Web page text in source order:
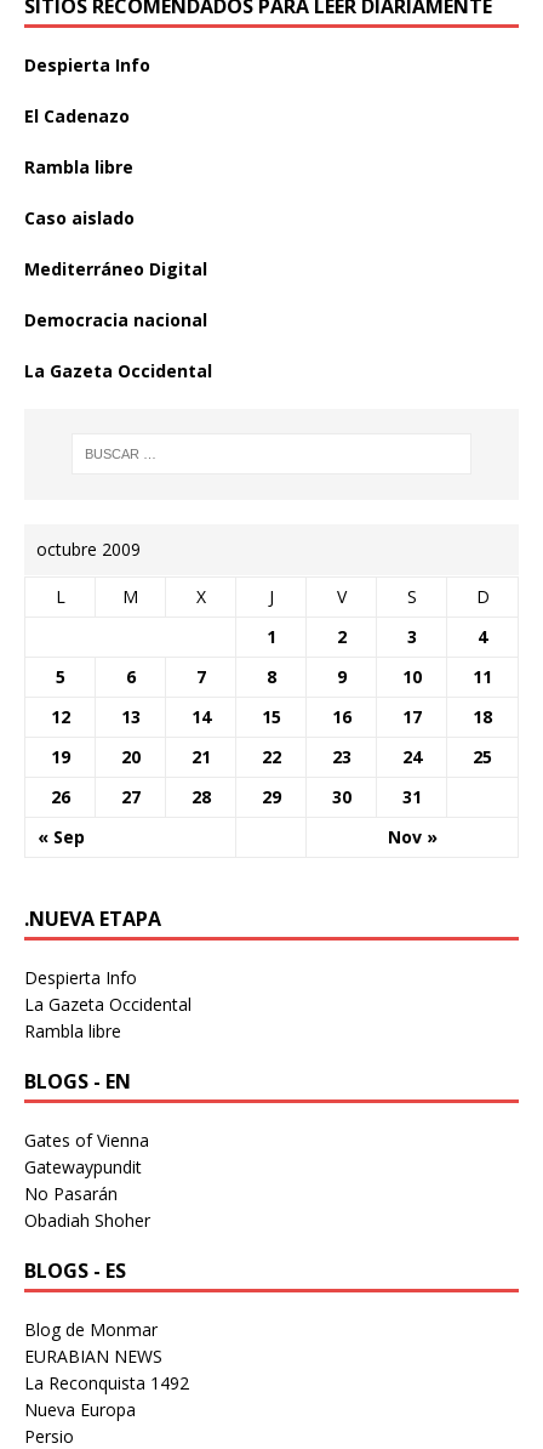
SITIOS RECOMENDADOS PARA LEER DIARIAMENTE
Despierta Info
El Cadenazo
Rambla libre
Caso aislado
Mediterráneo Digital
Democracia nacional
La Gazeta Occidental
octubre 2009
L M X J V S D
« Sep Nov »
1 2 3
4
5
6 7 8 9 10
11
12
13 14 15 16 17
18
19
20 21 22 23 24
25
26
27 28 29 30 31
.NUEVA ETAPA
Despierta Info
La Gazeta Occidental
Rambla libre
BLOGS - EN
Gates of Vienna
Gatewaypundit
No Pasarán
Obadiah Shoher
BLOGS - ES
Blog de Monmar
EURABIAN NEWS
La Reconquista 1492
Nueva Europa
Persio